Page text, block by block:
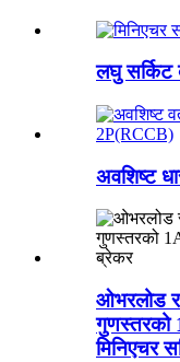
लघु सर्किट
अवशिष्ट
ओभरलोड र
मिनिएचर